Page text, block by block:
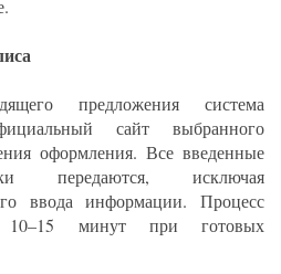
предложения система
сайт выбранного
оформления. Все введенные
передаются, исключая
ввода информации. Процесс
10–15 минут при готовых